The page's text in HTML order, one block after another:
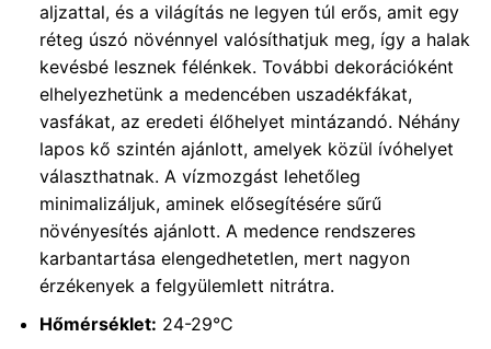
aljzattal, és a világítás ne legyen túl erős, amit egy
réteg úszó növénnyel valósíthatjuk meg, így a halak
kevésbé lesznek félénkek. További dekorációként
elhelyezhetünk a medencében uszadékfákat,
vasfákat, az eredeti élőhelyet mintázandó. Néhány
lapos kő szintén ajánlott, amelyek közül ívóhelyet
választhatnak. A vízmozgást lehetőleg
minimalizáljuk, aminek elősegítésére sűrű
növényesítés ajánlott. A medence rendszeres
karbantartása elengedhetetlen, mert nagyon
érzékenyek a felgyülemlett nitrátra.
Hőmérséklet: 24-29°C